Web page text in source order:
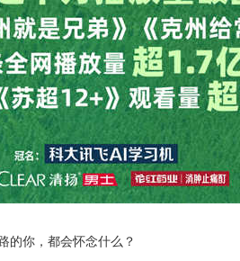
的你，都会怀念什么？